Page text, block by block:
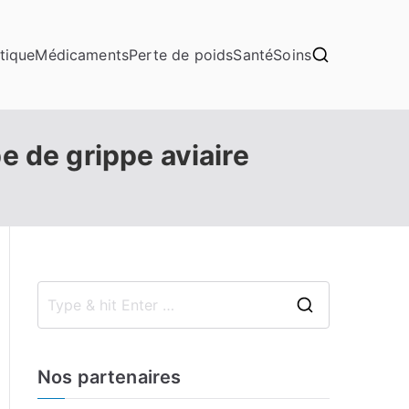
MédicamentsPerte de poidsSantéSoins
de grippe aviaire
Nos partenaires